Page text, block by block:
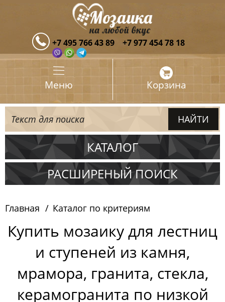
+7 495 766 43 89 +7 977 454 78 18
Меню Корзина
КАТАЛОГ
Испания
Китай
Россия
РАСШИРЕНЫЙ ПОИСК
Главная Каталог по критериям
Купить мозаику для лестниц
и ступеней из камня,
мрамора, гранита, стекла,
керамогранита по низкой